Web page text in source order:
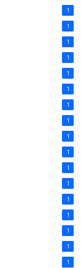
1
1
1
1
1
1
1
1
1
1
1
1
1
1
1
1
1